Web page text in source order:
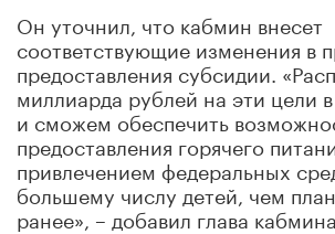
Он уточнил, что кабмин внесет
соответствующие изменения в
предоставления субсидии.
миллиарда рублей на эти цели
и сможем обеспечить
предоставления горячего
привлечением федеральных
большему числу детей, чем
ранее», – добавил глава кабмина.